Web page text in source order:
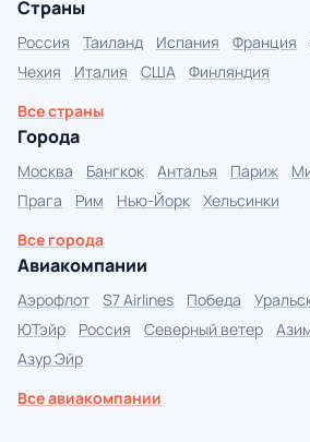
Страны
Россия Таиланд Испания Франция
Чехия
Италия США
Финляндия
Все страны
Города
Москва Бангкок Анталья Париж
Прага
Рим Нью-Йорк
Хельсинки
Все города
Авиакомпании
Аэрофлот S7 Airlines Победа
ЮТэйр
Россия Северный ветер
Азур Эйр
Все авиакомпании